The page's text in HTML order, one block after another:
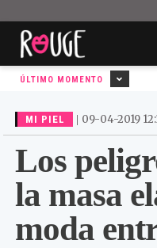
ÚLTIMO MOMENTO
MI PIEL | 09-04-2019
Los
la masa
moda